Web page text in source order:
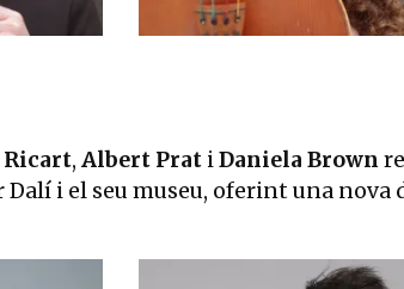
Ricart, Albert Prat iDaniela Brown
i el seu museu, oferint una nova